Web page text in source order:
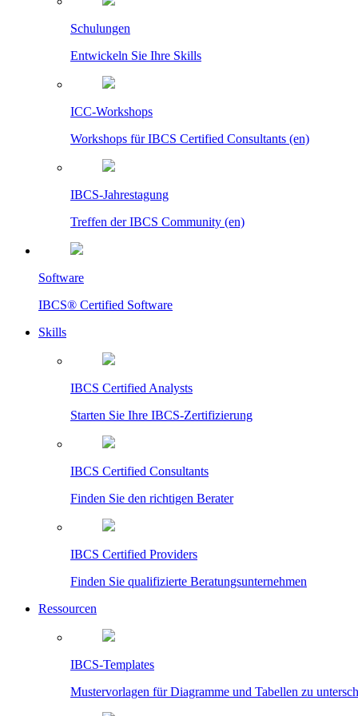
Schulungen
Entwickeln Sie Ihre Skills
ICC-Workshops
Workshops für IBCS Certified Consultants (en)
IBCS-Jahrestagung
Treffen der IBCS Community (en)
Software
IBCS® Certified Software
Skills
IBCS Certified Analysts
Starten Sie Ihre IBCS-Zertifizierung
IBCS Certified Consultants
Finden Sie den richtigen Berater
IBCS Certified Providers
Finden Sie qualifizierte Beratungsunternehmen
Ressourcen
IBCS-Templates
Mustervorlagen für Diagramme und Tabellen zu